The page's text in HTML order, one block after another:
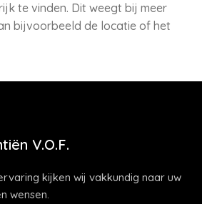
te vinden. Dit weegt bij meer
bijvoorbeeld de locatie of het
V.O.F.
kijken wij vakkundig naar uw
wensen.